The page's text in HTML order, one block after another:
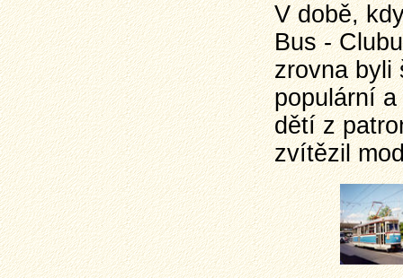
V době,
Bus -
zrovna byli
populární
dětí z
zvítězil